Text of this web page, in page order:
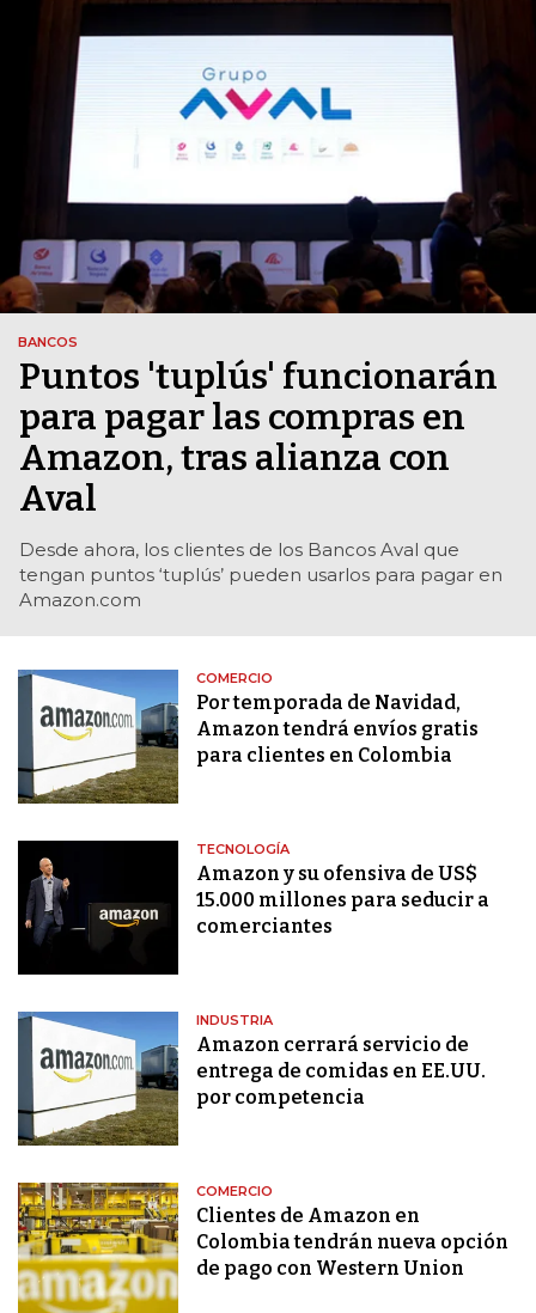
BANCOS
Puntos 'tuplús' funcionarán
para pagar las compras en
Amazon, tras alianza con
Aval
Desde ahora, los clientes de los Bancos Aval que
tengan puntos ‘tuplús’ pueden usarlos para pagar en
Amazon.com
COMERCIO
Por temporada de Navidad,
Amazon tendrá envíos gratis
para clientes en Colombia
TECNOLOGÍA
Amazon y su ofensiva de US$
15.000 millones para seducir a
comerciantes
INDUSTRIA
Amazon cerrará servicio de
entrega de comidas en EE.UU.
por competencia
COMERCIO
Clientes de Amazon en
Colombia tendrán nueva opción
de pago con Western Union